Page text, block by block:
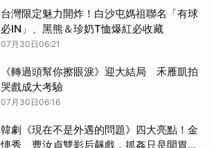
台灣限定魅力開炸！白沙屯媽祖聯名「有球
必IN」、黑熊＆珍奶T恤爆紅必收藏
07月30日06:21
《轉過頭幫你擦眼淚》迎大結局 禾雁凱拍
哭戲成大考驗
07月30日06:16
韓劇《現在不是外遇的問題》四大亮點！金
憓秀、曹汝貞雙影后飆戲，抓姦只是開胃